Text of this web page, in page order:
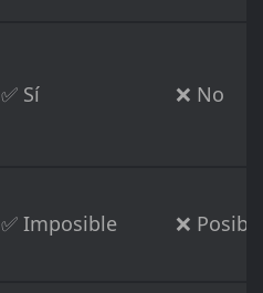
✅ Sí ❌ No
✅ Imposible ❌